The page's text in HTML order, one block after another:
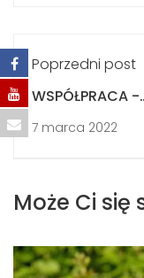
Poprzedni post
WSPÓŁPRACA -
zajęcia
7 marca 2022
Może Ci